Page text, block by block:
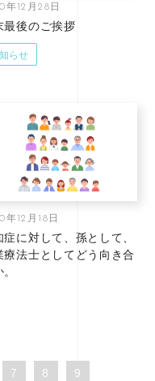
年12月28日
最後のご挨拶
らせ
年12月18日
症に対して、孫として、
療法士としてどう向き合
7 8 9